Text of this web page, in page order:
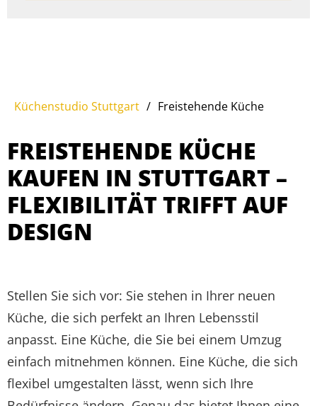
Küchenstudio Stuttgart / Freistehende Küche
FREISTEHENDE KÜCHE
KAUFEN IN STUTTGART –
FLEXIBILITÄT TRIFFT AUF
DESIGN
Stellen Sie sich vor: Sie stehen in Ihrer neuen
Küche, die sich perfekt an Ihren Lebensstil
anpasst. Eine Küche, die Sie bei einem Umzug
einfach mitnehmen können. Eine Küche, die sich
flexibel umgestalten lässt, wenn sich Ihre